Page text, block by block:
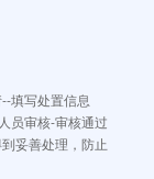
填写处置信息
员审核-审核通过
妥善处理，防止